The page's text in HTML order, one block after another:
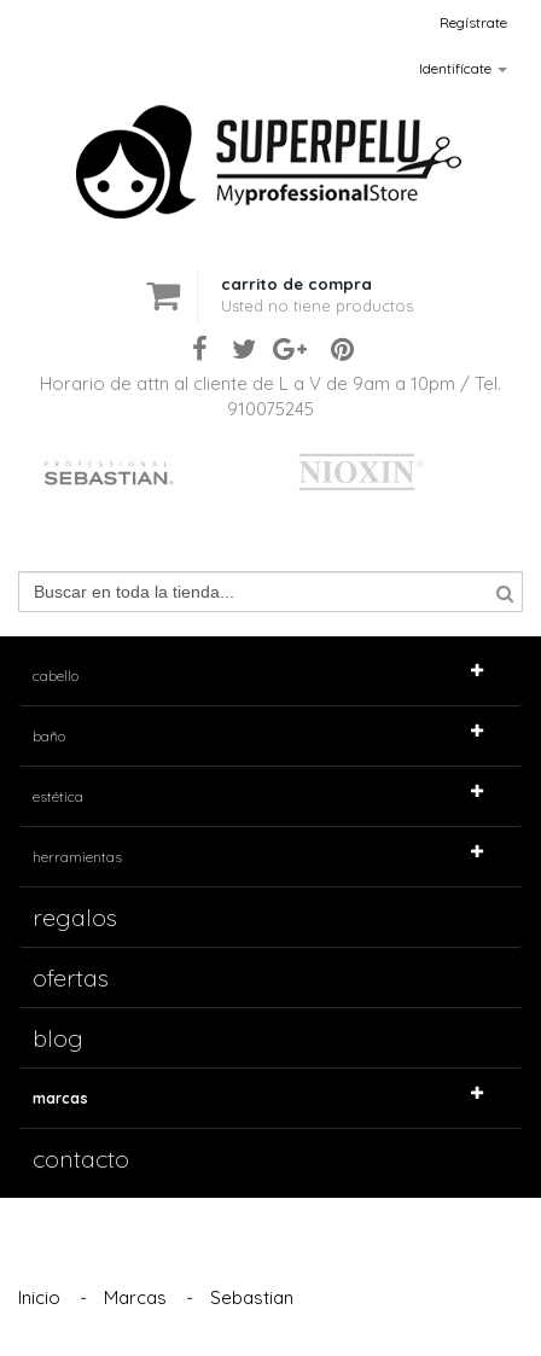
Regístrate
Identifícate
carrito de compra
Usted no tiene productos
Horario de attn al cliente de L a V de 9am a 10pm / Tel.
910075245
cabello
baño
estética
herramientas
regalos
ofertas
blog
marcas
contacto
Inicio - Marcas - Sebastian